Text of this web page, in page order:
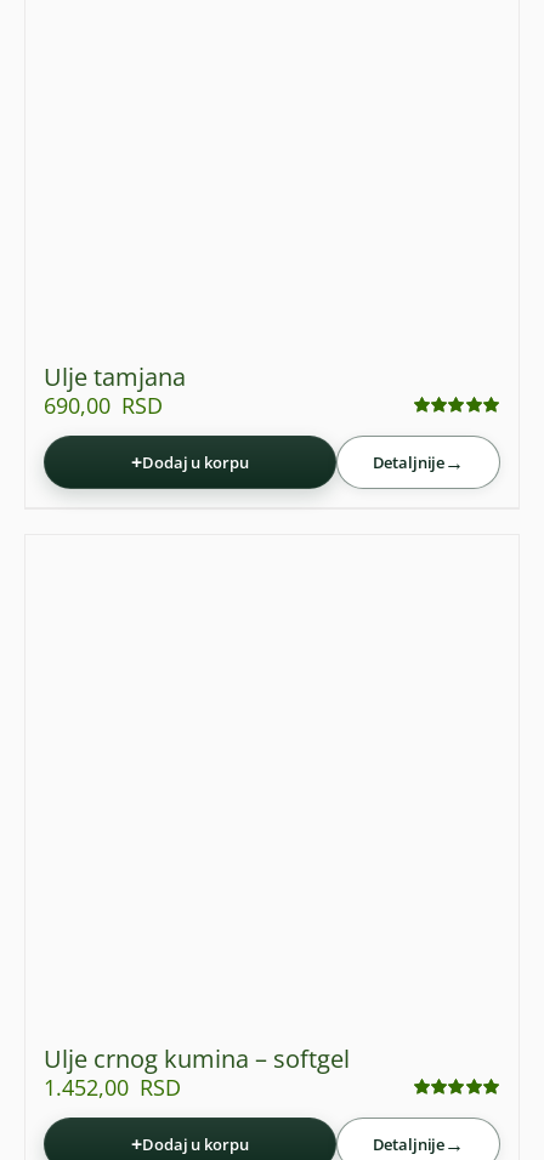
Ulje tamjana
690,00 RSD
+Dodaj u korpu Detaljnije→
Ulje crnog kumina – softgel
1.452,00 RSD
+Dodaj u korpu Detaljnije→